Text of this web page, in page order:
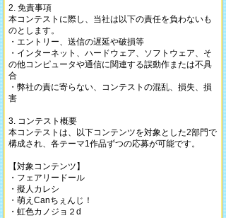
2. 免責事項
本コンテストに際し、当社は以下の責任を負わないも
のとします。
・エントリー、送信の遅延や破損等
・インターネット、ハードウェア、ソフトウェア、そ
の他コンピュータや通信に関連する誤動作または不具
合
・弊社の責に寄らない、コンテストの混乱、損失、損
害
3. コンテスト概要
本コンテストは、以下コンテンツを対象とした2部門で
構成され、各テーマ1作品ずつの応募が可能です。
【対象コンテンツ】
・フェアリードール
・擬人カレシ
・萌えCanちぇんじ！
・虹色カノジョ２d